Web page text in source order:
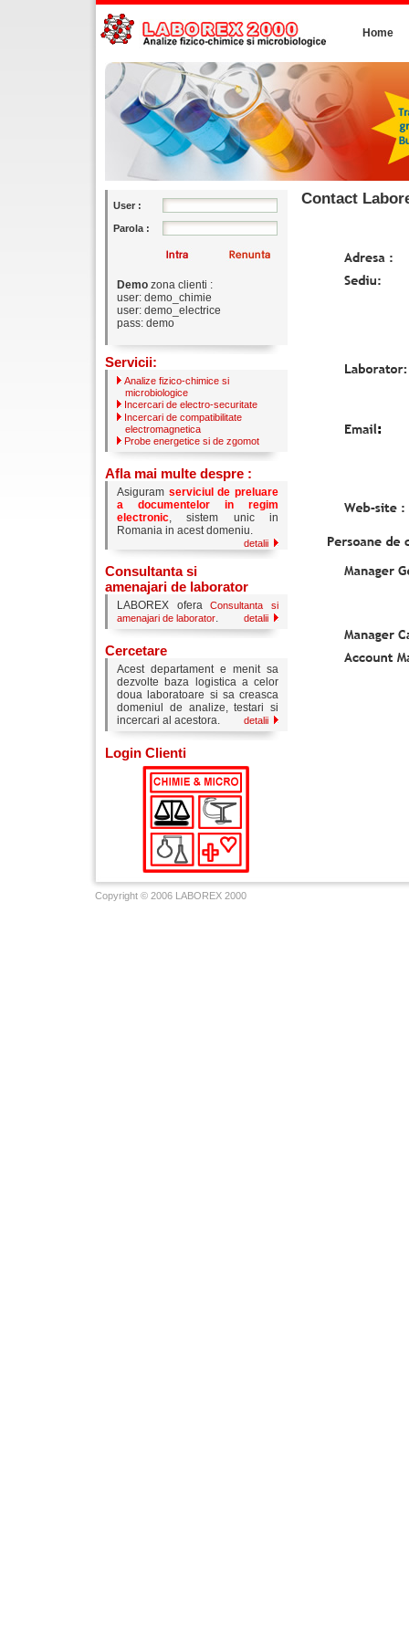
Home
User :
Parola :
Demo zona clienti :
user: demo_chimie
user: demo_electrice
pass: demo
Servicii:
Analize fizico-chimice si
microbiologice
Incercari de electro-securitate
Incercari de compatibilitate
electromagnetica
Probe energetice si de zgomot
Afla mai multe despre :
Asiguram serviciul de preluare
a documentelor in regim
electronic, sistem unic in
Romania in acest domeniu.
detalii
Consultanta si
amenajari de laborator
LABOREX oferaConsultanta si
amenajari de laborator. detalii
Cercetare
Acest departament e menit sa
dezvolte baza logistica a celor
doua laboratoare si sa creasca
domeniul de analize, testari si
incercari al acestora.
detalii
Login Clienti
Contact
Copyright © 2006 LABOREX 2000